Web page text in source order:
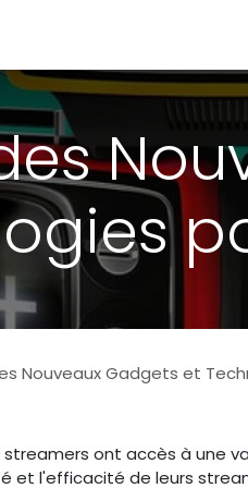
Nouveaux Gadgets et
streamers ont accès à une
et l'efficacité de leurs